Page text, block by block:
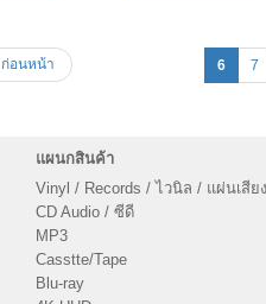
ก่อนหน้า 6 7
แผนกสินค้า
Vinyl / Records / ไวนิล / แผ่นเสียง
CD Audio / ซีดี
MP3
Casstte/Tape